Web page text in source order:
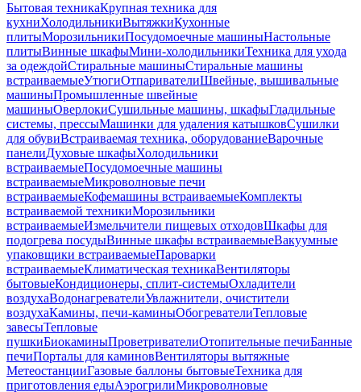
Бытовая техникаКрупная техника для
кухниХолодильникиВытяжкиКухонные
плитыМорозильникиПосудомоечные машиныНастольные
плитыВинные шкафыМини-холодильникиТехника для ухода
за одеждойСтиральные машиныСтиральные машины
встраиваемыеУтюгиОтпаривателиШвейные, вышивальные
машиныПромышленные швейные
машиныОверлокиСушильные машины, шкафыГладильные
системы, прессыМашинки для удаления катышковСушилки
для обувиВстраиваемая техника, оборудованиеВарочные
панелиДуховые шкафыХолодильники
встраиваемыеПосудомоечные машины
встраиваемыеМикроволновые печи
встраиваемыеКофемашины встраиваемыеКомплекты
встраиваемой техникиМорозильники
встраиваемыеИзмельчители пищевых отходовШкафы для
подогрева посудыВинные шкафы встраиваемыеВакуумные
упаковщики встраиваемыеПароварки
встраиваемыеКлиматическая техникаВентиляторы
бытовыеКондиционеры, сплит-системыОхладители
воздухаВодонагревателиУвлажнители, очистители
воздухаКамины, печи-каминыОбогревателиТепловые
завесыТепловые
пушкиБиокаминыПроветривателиОтопительные печиБанные
печиПорталы для каминовВентиляторы вытяжные
МетеостанцииГазовые баллоны бытовыеТехника для
приготовления едыАэрогрилиМикроволновые